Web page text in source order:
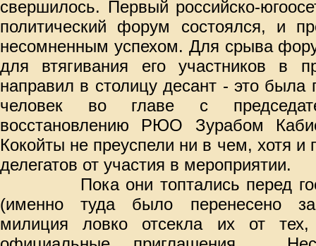
свершилось. Первый российско-
политический форум состоялся, и
несомненным успехом. Для срыва
для втягивания его участников в
направил в столицу десант - это была
человек во главе с
восстановлению РЮО Зурабом
Кокойты не преуспели ни в чем, хотя и
делегатов от участия в мероприятии.
Пока они топтались перед
(именно туда было перенесено
милиция ловко отсекла их от